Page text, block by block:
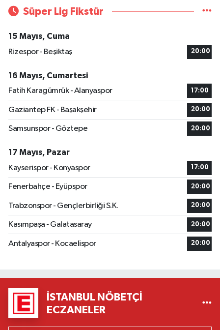
Süper Lig Fikstür
15 Mayıs, Cuma
Rizespor - Beşiktaş
20:00
16 Mayıs, Cumartesi
Fatih Karagümrük - Alanyaspor
17:00
Gaziantep FK - Başakşehir 20:00
Samsunspor - Göztepe 20:00
17 Mayıs, Pazar
Kayserispor - Konyaspor
17:00
Fenerbahçe - Eyüpspor 20:00
Trabzonspor - Gençlerbirliği S.K. 20:00
Kasımpaşa - Galatasaray 20:00
Antalyaspor - Kocaelispor 20:00
İSTANBUL NÖBETÇI
ECZANELER